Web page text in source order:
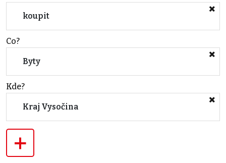
koupit
Co?
Byty
Kde?
Kraj Vysočina
+